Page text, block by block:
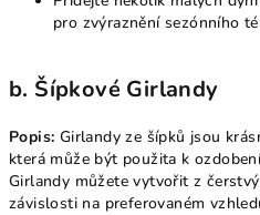
pro zvýraznění sezónního
b. Šípkové Girlandy
Popis: Girlandy ze šípků jsou
která může být použita k
Girlandy můžete vytvořit z
závislosti na preferovaném